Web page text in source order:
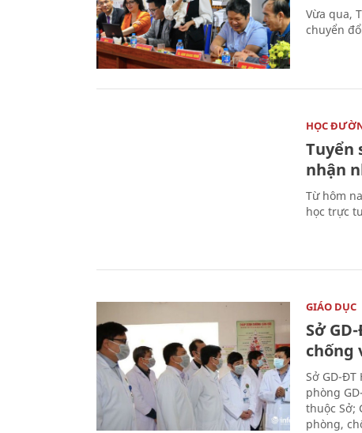
Vừa qua,
chuyển
HỌC
Tuyển
nhận
Từ hôm
học trực
GIÁO DỤC
Sở
chống
Sở GD-ĐT
phòng
thuộc Sở;
phòng,